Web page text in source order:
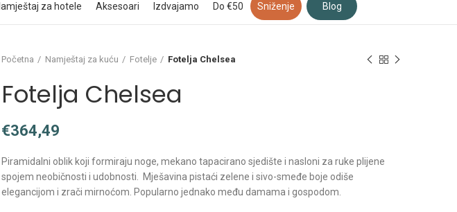
namještaj za hotele aksesoari izdvajamo do €50 sniženje blog
Početna Namještaj za kuću Fotelje Fotelja Chelsea
Fotelja Chelsea
€
Piramidalni oblik koji formiraju noge, mekano tapacirano sjedište i nasloni za ruke plijene
spojem neobičnosti i udobnosti. Mješavina pistaći zelene i sivo-smeđe boje odiše
elegancijom i zrači mirnoćom. Popularno jednako među damama i gospodom.